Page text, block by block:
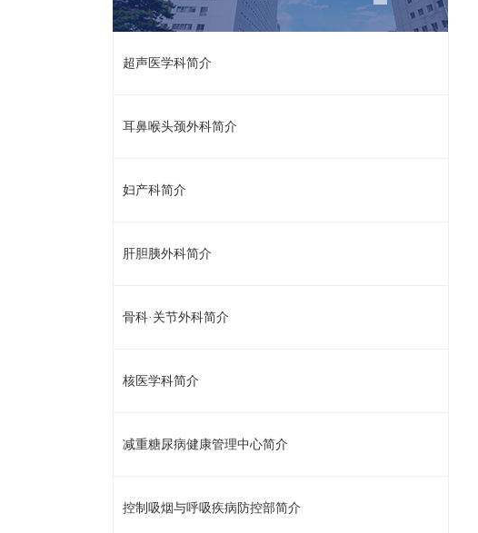
超声医学科简介
耳鼻喉头颈外科简介
妇产科简介
肝胆胰外科简介
骨科·关节外科简介
核医学科简介
减重糖尿病健康管理中心简介
控制吸烟与呼吸疾病防控部简介